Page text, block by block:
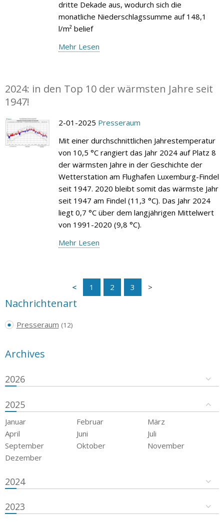
dritte Dekade aus, wodurch sich die
monatliche Niederschlagssumme auf 148,1
l/m² belief
Mehr Lesen
2024: in den Top 10 der wärmsten Jahre seit
1947!
2-01-2025 Presseraum
Mit einer durchschnittlichen Jahrestemperatur
von 10,5 °C rangiert das Jahr 2024 auf Platz 8
der wärmsten Jahre in der Geschichte der
Wetterstation am Flughafen Luxemburg-Findel
seit 1947. 2020 bleibt somit das wärmste Jahr
seit 1947 am Findel (11,3 °C). Das Jahr 2024
liegt 0,7 °C über dem langjährigen Mittelwert
von 1991-2020 (9,8 °C).
Mehr Lesen
1 2 3
Nachrichtenart
Presseraum (12)
Archives
2026
2025
Januar Februar
März
April
Juni
Juli
September
Oktober
November
Dezember
2024
2023